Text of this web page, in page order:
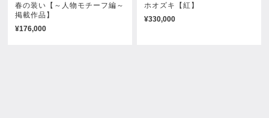
春の装い【～人物モチーフ編～
掲載作品】
¥176,000
ホオズキ【紅】
¥330,000